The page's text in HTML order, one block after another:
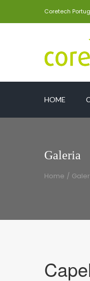
Coretech
HOME
Galeria
Home /